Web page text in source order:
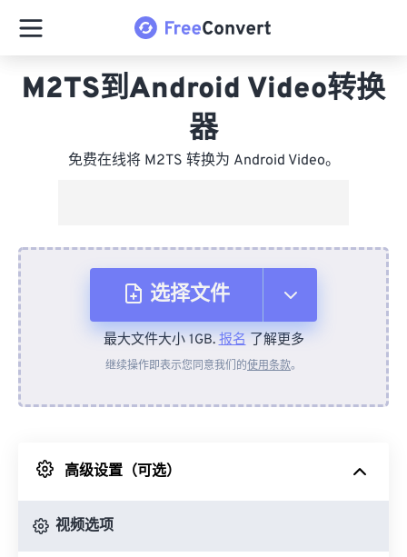
M2TS到Android Video转换
器
免费在线将 M2TS 转换为 Android Video。
选择文件
从设备
来自 Google Drive
最大文件大小 1GB.报名了解更多
继续操作即表示您同意我们的使用条款。
高级设置（可选）
视频选项